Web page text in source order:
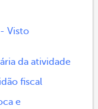
Visto
da atividade
fiscal
e